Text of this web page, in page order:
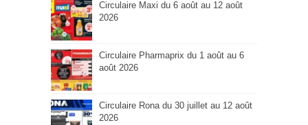
Circulaire Maxi du 6 août au 12 août
2026
Circulaire Pharmaprix du 1 août au 6
août 2026
Circulaire Rona du 30 juillet au 12 août
2026